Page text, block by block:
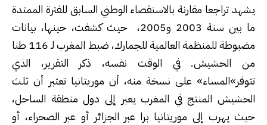
يشهد تراجعا مقارنة بالاستقصاء الوطني السابق للفترة الممتدة
ما بين سنة 2003 و2005، حيث كشفت، حينها، بيانات
مضبوطة للمنظمة العالمية للجمارك، ضبط المغرب لـ 116 طنا
من الحشيش. في الوقت نفسه، ذكر التقرير، الذي
تتوفر»المساء» على نسخة منه، أن موريتانيا تعتبر أن ثلث
الحشيش المنتج في المغرب يعبر إلى دول منطقة الساحل،
حيث يهرب إلى موريتانيا برا عبر الجزائر أو عبر الصحراء، أو